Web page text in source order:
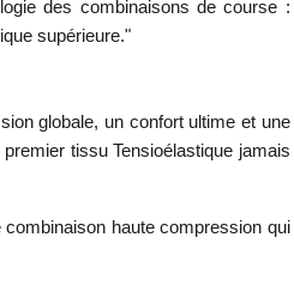
des combinaisons de course :
supérieure."
globale, un confort ultime et une
tissu Tensioélastique jamais
haute compression qui